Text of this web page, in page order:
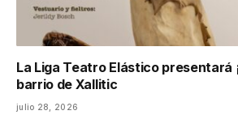
La Liga Teatro Elástico presentará
barrio de Xallitic
julio 28, 2026